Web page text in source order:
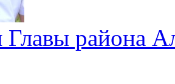
Главы района